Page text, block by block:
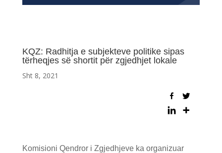
KQZ: Radhitja e subjekteve politike sipas
tërheqjes së shortit për zgjedhjet lokale
Sht 8, 2021
Komisioni Qendror i Zgjedhjeve ka organizuar